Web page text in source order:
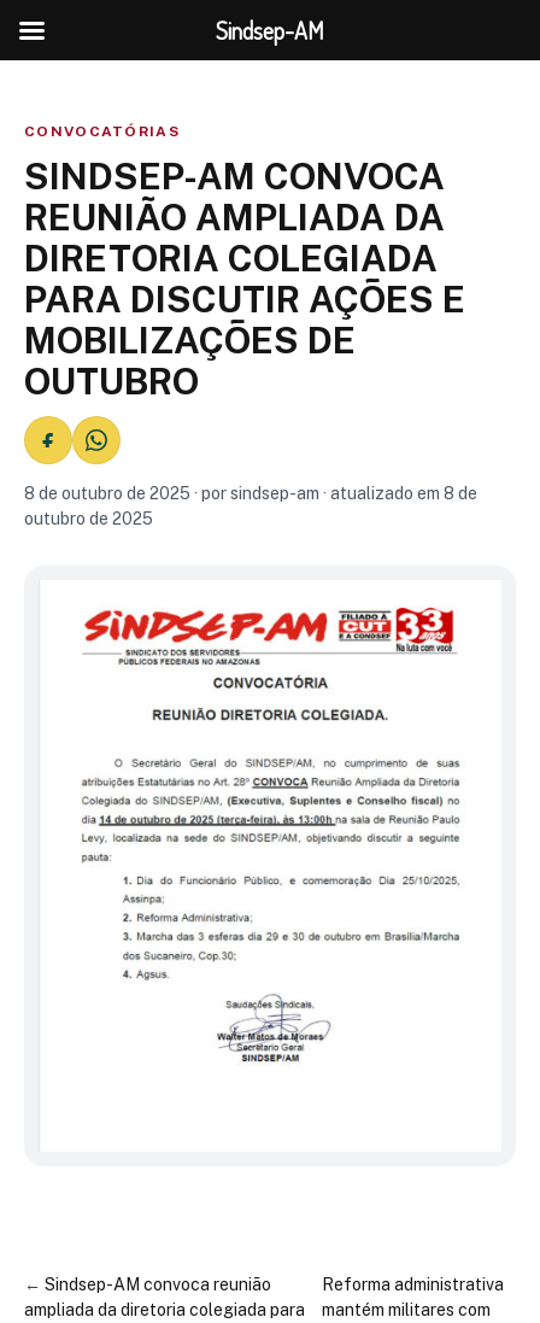
CONVOCATÓRIAS
SINDSEP-AM CONVOCA
REUNIÃO AMPLIADA DA
DIRETORIA COLEGIADA
PARA DISCUTIR AÇÕES E
MOBILIZAÇÕES DE
OUTUBRO
8 de outubro de 2025 · por sindsep-am · atualizado em 8 de
outubro de 2025
← Sindsep-AM convoca reunião
ampliada da diretoria colegiada para
Reforma administrativa
mantém militares com
Sindsep-AM